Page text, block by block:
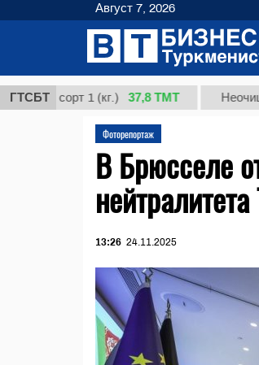
ГТСБТ
сорт 1 (кг.) 37,8 ТМТ Неочищенная
Фоторепортаж
В Брюсселе
13:26 24.11.2025
Август 7, 2026